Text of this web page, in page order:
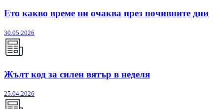
Ето какво време ни очаква през почивните дни
30.05.2026
Жълт код за силен вятър в неделя
25.04.2026